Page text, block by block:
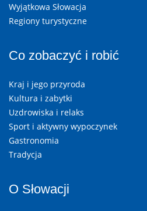
Wyjątkowa Słowacja
Regiony turystyczne
Co zobaczyć i robić
Kraj i jego przyroda
Kultura i zabytki
Uzdrowiska i relaks
Sport i aktywny wypoczynek
Gastronomia
Tradycja
O Słowacji